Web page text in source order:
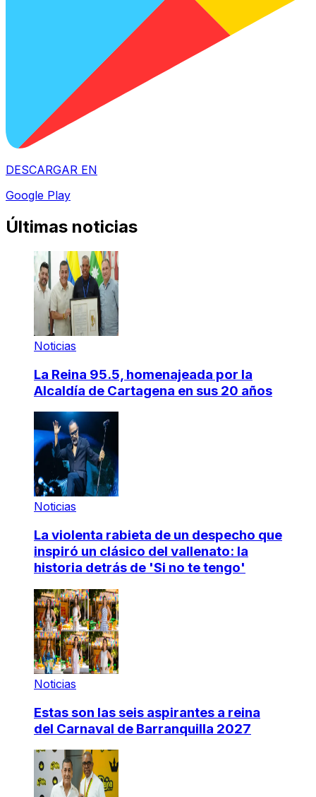
DESCARGAR EN
Google Play
Últimas noticias
Noticias
La Reina 95.5, homenajeada por la
Alcaldía de Cartagena en sus 20 años
Noticias
La violenta rabieta de un despecho que
inspiró un clásico del vallenato: la
historia detrás de 'Si no te tengo'
Noticias
Estas son las seis aspirantes a reina
del Carnaval de Barranquilla 2027